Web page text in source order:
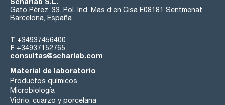
Gato Pérez, 33. Pol. Ind. Mas d’en Cisa E08181 Sentmenat,
Barcelona, España
T +34937456400
F +34937152765
consultas@scharlab.com
Material de laboratorio
Productos químicos
Microbiología
Vidrio, cuarzo y porcelana